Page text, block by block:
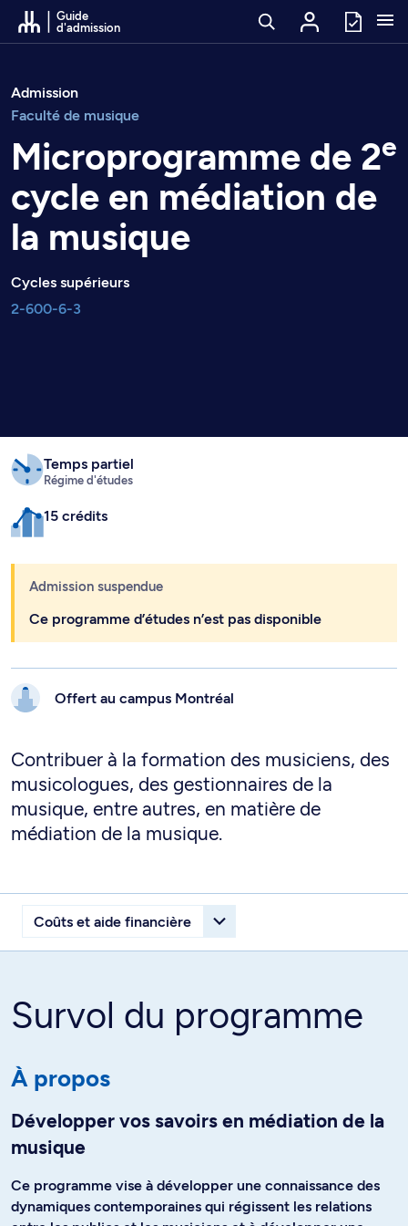
Passer au contenu
Guide
d'admission
Admission
Faculté de musique
Microprogramme de 2e
cycle en médiation de
la musique
Cycles supérieurs
2-600-6-3
Temps partiel
Régime d'études
15 crédits
Admission suspendue
Ce programme d’études n’est pas disponible
Offert au campus Montréal
Contribuer à la formation des musiciens, des
musicologues, des gestionnaires de la
musique, entre autres, en matière de
médiation de la musique.
Survol du programme
À propos
Développer vos savoirs en médiation de la
musique
Ce programme vise à développer une connaissance des
dynamiques contemporaines qui régissent les relations